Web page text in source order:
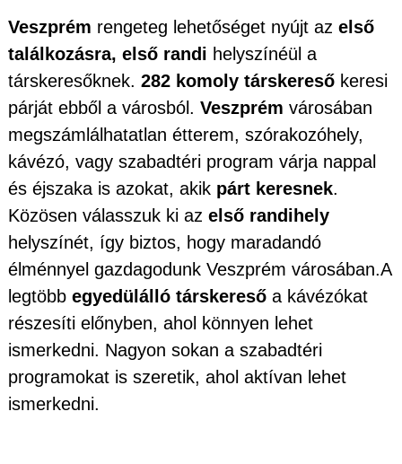
Veszprém rengeteg lehetőséget nyújt az első
találkozásra, első randi helyszínéül a
társkeresőknek. 282 komoly társkereső keresi
párját ebből a városból. Veszprém városában
megszámlálhatatlan étterem, szórakozóhely,
kávézó, vagy szabadtéri program várja nappal
és éjszaka is azokat, akik párt keresnek.
Közösen válasszuk ki az első randihely
helyszínét, így biztos, hogy maradandó
élménnyel gazdagodunk Veszprém városában.A
legtöbb egyedülálló társkereső a kávézókat
részesíti előnyben, ahol könnyen lehet
ismerkedni. Nagyon sokan a szabadtéri
programokat is szeretik, ahol aktívan lehet
ismerkedni.